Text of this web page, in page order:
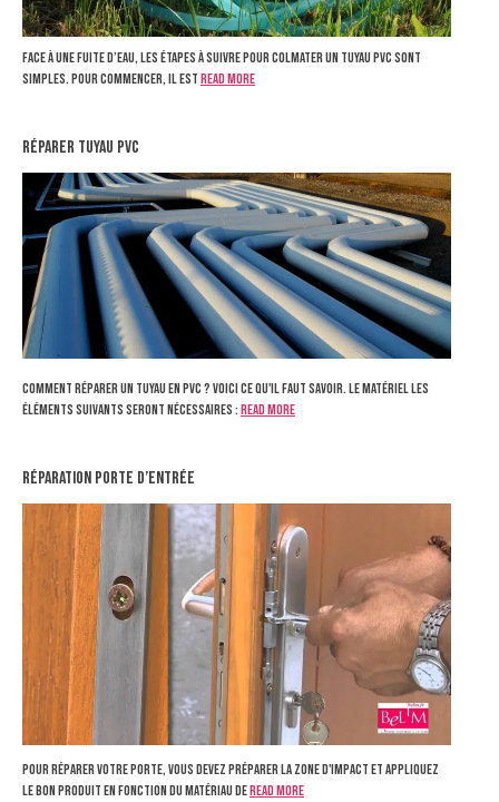
Face à une fuite d’eau, les étapes à suivre pour colmater un tuyau PVC sont
simples. Pour commencer, il estRead more
réparer tuyau pvc
Comment réparer un tuyau en PVC ? Voici ce qu'il faut savoir. Le matériel Les
éléments suivants seront nécessaires :Read more
réparation porte d’entrée
Pour réparer votre porte, vous devez préparer la zone d'impact et appliquez
le bon produit en fonction du matériau deRead more